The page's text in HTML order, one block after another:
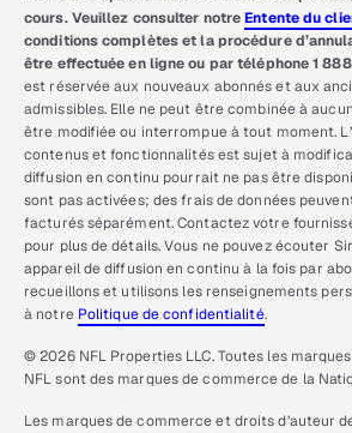
cours. Veuillez consulter notreEntente du
conditions complètes et la procédure
être effectuée en ligne ou par téléphone 1
est réservée aux nouveaux abonnés et aux
admissibles. Elle ne peut être combinée à
être modifiée ou interrompue à tout moment.
contenus et fonctionnalités est sujet à
diffusion en continu pourrait ne pas être
sont pas activées; des frais de données
facturés séparément. Contactez votre
pour plus de détails. Vous ne pouvez écouter
appareil de diffusion en continu à la fois par
recueillons et utilisons les renseignements
à notre Politique de confidentialité.
© 2026 NFL Properties LLC. Toutes les
NFL sont des marques de commerce de la
Les marques de commerce et droits d’auteur